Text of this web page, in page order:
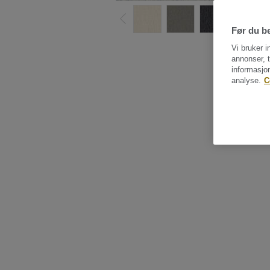
Før du
Vi bruker
annonser,
analyse.